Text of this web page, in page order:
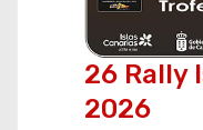
26 Rally
2026